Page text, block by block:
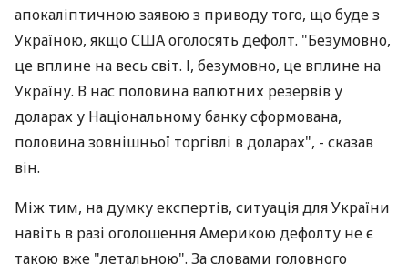
апокаліптичною заявою з приводу того, що буде з
Україною, якщо США оголосять дефолт. "Безумовно,
це вплине на весь світ. І, безумовно, це вплине на
Україну. В нас половина валютних резервів у
доларах у Національному банку сформована,
половина зовнішньої торгівлі в доларах", - сказав
він.
Між тим, на думку експертів, ситуація для України
навіть в разі оголошення Америкою дефолту не є
такою вже "летальною". За словами головного